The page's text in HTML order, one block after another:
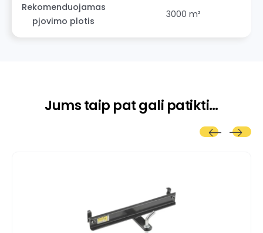
Rekomenduojamas
pjovimo plotis
3000 m²
Jums taip pat gali patikti…